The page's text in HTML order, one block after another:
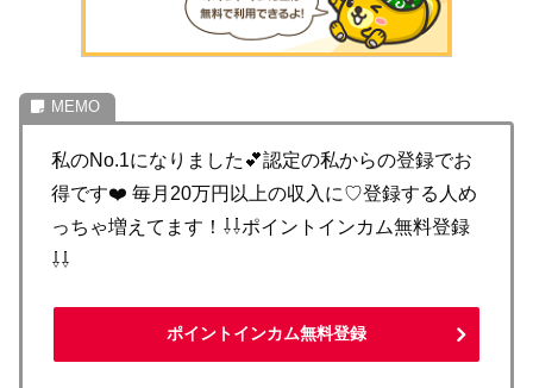
私のNo.1になりました💕認定の私からの登録でお
得です❤️ 毎月20万円以上の収入に♡登録する人め
っちゃ増えてます！⇩⇩ポイントインカム無料登録
⇩⇩
ポイントインカム無料登録